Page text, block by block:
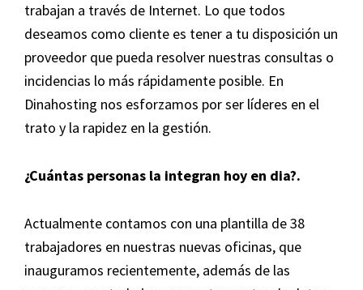
trabajan a través de Internet. Lo que todos
deseamos como cliente es tener a tu disposición un
proveedor que pueda resolver nuestras consultas o
incidencias lo más rápidamente posible. En
Dinahosting nos esforzamos por ser líderes en el
trato y la rapidez en la gestión.
¿Cuántas personas la integran hoy en dia?.
Actualmente contamos con una plantilla de 38
trabajadores en nuestras nuevas oficinas, que
inauguramos recientemente, además de las